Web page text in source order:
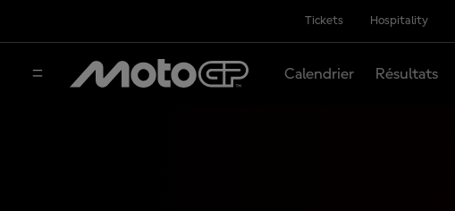
Tickets Hospitality
Calendrier Résultats